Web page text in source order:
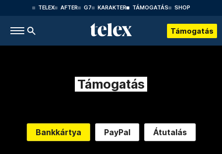
TELEX AFTER G7 KARAKTER TÁMOGATÁS SHOP
Támogatás
Támogatás
Bankkártya PayPal Átutalás